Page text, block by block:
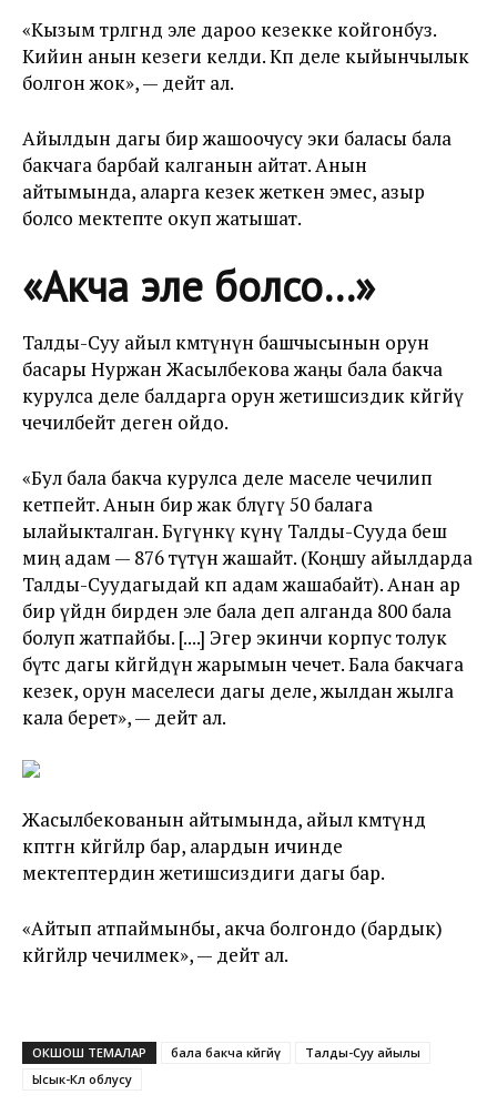
«Кызым төрөлгөндө эле дароо кезекке койгонбуз.
Кийин анын кезеги келди. Көп деле кыйынчылык
болгон жок», — дейт ал.
Айылдын дагы бир жашоочусу эки баласы бала
бакчага барбай калганын айтат. Анын
айтымында, аларга кезек жеткен эмес, азыр
болсо мектепте окуп жатышат.
«Акча эле болсо…»
Талды-Суу айыл өкмөтүнүн башчысынын орун
басары Нуржан Жасылбекова жаңы бала бакча
курулса деле балдарга орун жетишсиздик көйгөйү
чечилбейт деген ойдо.
«Бул бала бакча курулса деле маселе чечилип
кетпейт. Анын бир жак бөлүгү 50 балага
ылайыкталган. Бүгүнкү күнү Талды-Сууда беш
миң адам — 876 түтүн жашайт. (Коңшу айылдарда
Талды-Суудагыдай көп адам жашабайт). Анан ар
бир үйдөн бирден эле бала деп алганда 800 бала
болуп жатпайбы. [....] Эгер экинчи корпус толук
бүтсө дагы көйгөйдүн жарымын чечет. Бала бакчага
кезек, орун маселеси дагы деле, жылдан жылга
кала берет», — дейт ал.
Жасылбекованын айтымында, айыл өкмөтүндө
көптөгөн көйгөйлөр бар, алардын ичинде
мектептердин жетишсиздиги дагы бар.
«Айтып атпаймынбы, акча болгондо (бардык)
көйгөйлөр чечилмек», — дейт ал.
ОКШОШ ТЕМАЛАР бала бакча көйгөйү
Талды-Суу айылы
Ысык-Көл облусу